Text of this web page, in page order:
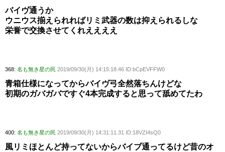
バイヴ通うか
ウニウス揃えられればリミ武器の数は抑えられるしな
栄誉で交換させてくれええええ
368: 名も無き星の民 2019/09/30(月) 14:15:18.46 ID:bCpEVFFW0
青箱仕様になってからバイヴ弓全然落ちんけどな
初期のガバガバですぐ4本完成すると思って舐めてたわ
400: 名も無き星の民 2019/09/30(月) 14:31:11.31 ID:18VZI4sQ0
風リミほとんど持ってないからバイブ通ってるけど昔のオ